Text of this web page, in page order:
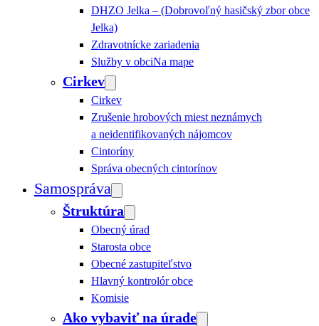
DHZO Jelka – (Dobrovoľný hasičský zbor obce
Jelka)
Zdravotnícke zariadenia
Služby v obciNa mape
Cirkev
Cirkev
Zrušenie hrobových miest neznámych
a neidentifikovaných nájomcov
Cintoríny
Správa obecných cintorínov
Samospráva
Štruktúra
Obecný úrad
Starosta obce
Obecné zastupiteľstvo
Hlavný kontrolór obce
Komisie
Ako vybaviť na úrade